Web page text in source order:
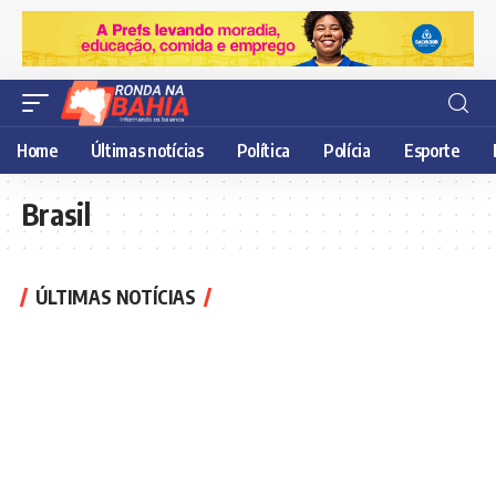
Home Últimas notícias Política Polícia Esporte
Brasil
ÚLTIMAS NOTÍCIAS